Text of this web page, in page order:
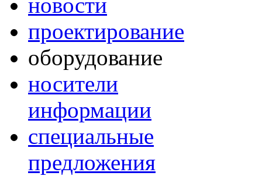
новости
проектирование
оборудование
носители
информации
специальные
предложения